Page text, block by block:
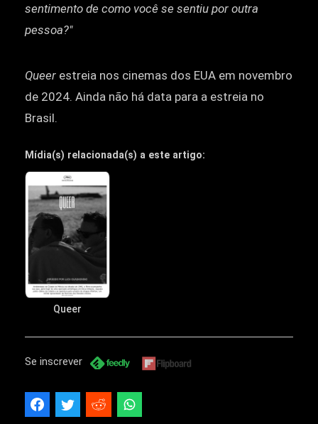
sentimento de como você se sentiu por outra
pessoa?"
Queer estreia nos cinemas dos EUA em novembro
de 2024. Ainda não há data para a estreia no
Brasil.
Mídia(s) relacionada(s) a este artigo:
Queer
Se inscrever